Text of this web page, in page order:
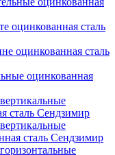
оцинкованная сталь
оцинкованная сталь
оцинкованная
сталь Сендзимир
сталь Сендзимир